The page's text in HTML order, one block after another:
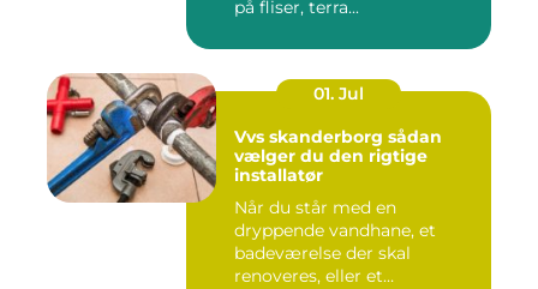
på fliser, terra...
01. Jul
Vvs skanderborg sådan
vælger du den rigtige
installatør
Når du står med en
dryppende vandhane, et
badeværelse der skal
renoveres, eller et